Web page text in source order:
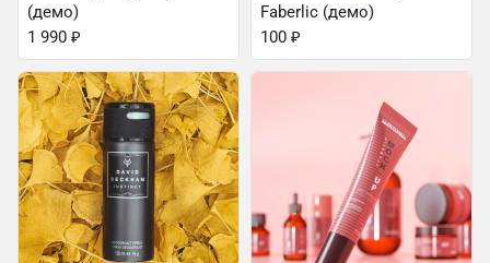
(демо)
1 990 ₽
Faberlic (демо)
100 ₽